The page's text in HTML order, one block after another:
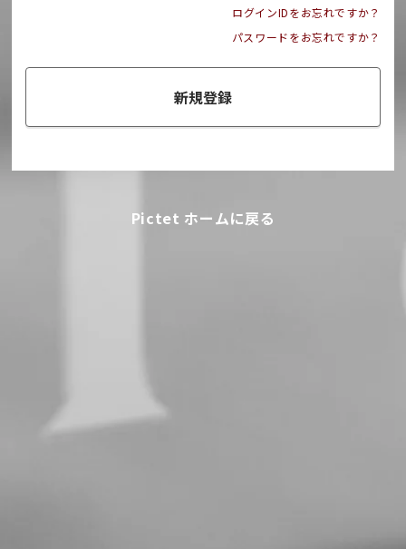
ログインIDをお忘れですか？
パスワードをお忘れですか？
新規登録
Pictet ホームに戻る